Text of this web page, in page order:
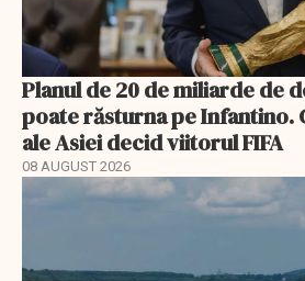
Planul de 20 de miliarde de
poate răsturna pe Infantino.
ale Asiei decid viitorul FIFA
08 AUGUST 2026